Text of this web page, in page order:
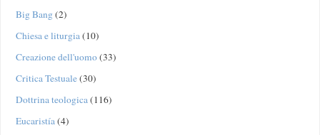
Big Bang(2)
Chiesa e liturgia(10)
Creazione dell'uomo(33)
Critica Testuale(30)
Dottrina teologica(116)
Eucaristía(4)